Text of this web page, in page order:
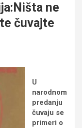
ne
čuvajte
U
narodnom
predanju
čuvaju se
primeri o